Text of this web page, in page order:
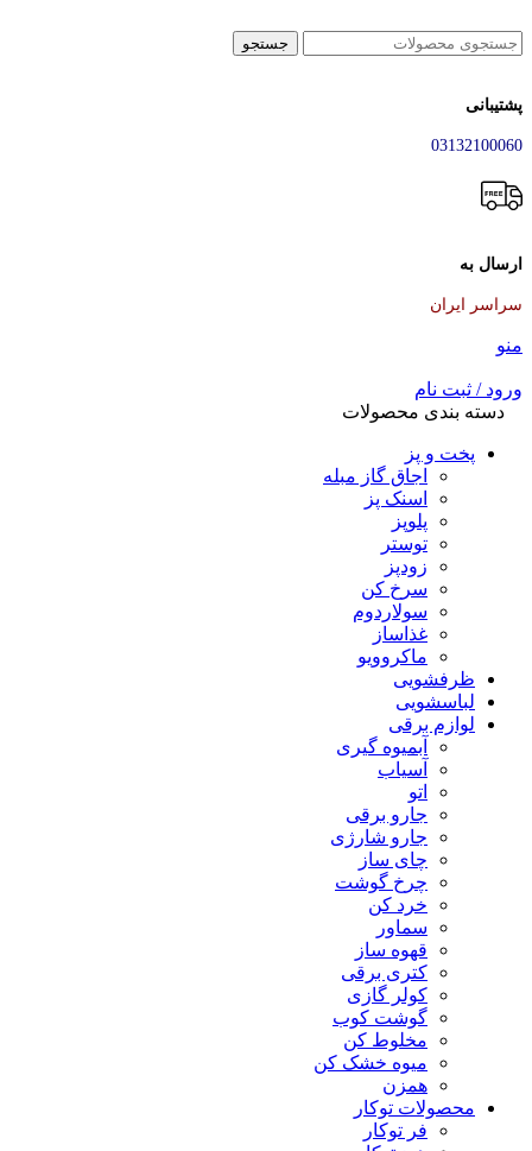
جستجو
پشتیبانی
03132100060
ارسال به
سراسر ایران
منو
ورود / ثبت نام
دسته بندی محصولات
پخت و پز
اجاق گاز مبله
اسنک پز
پلوپز
توستر
زودپز
سرخ کن
سولاردوم
غذاساز
ماکروویو
ظرفشویی
لباسشویی
لوازم برقی
آبمیوه گیری
آسیاب
اتو
جارو برقی
جارو شارژی
چای ساز
چرخ گوشت
خرد کن
سماور
قهوه ساز
کتری برقی
کولر گازی
گوشت کوب
مخلوط کن
میوه خشک کن
همزن
محصولات توکار
فر توکار